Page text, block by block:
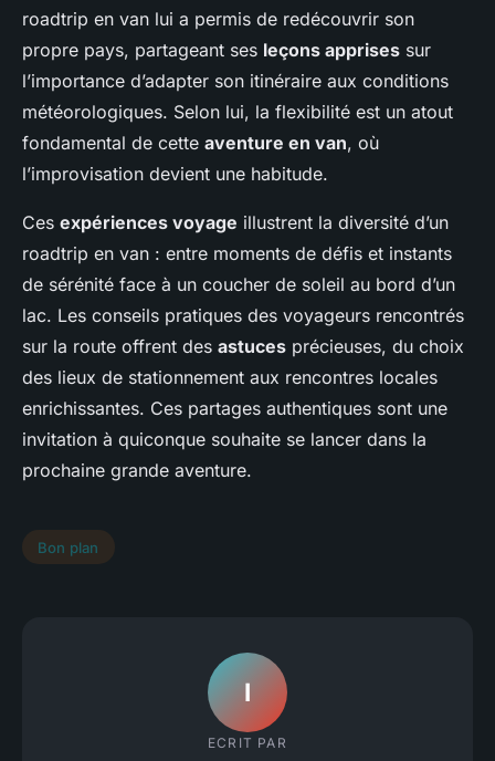
roadtrip en van lui a permis de redécouvrir son
propre pays, partageant ses leçons apprises sur
l’importance d’adapter son itinéraire aux conditions
météorologiques. Selon lui, la flexibilité est un atout
fondamental de cette aventure en van, où
l’improvisation devient une habitude.
Ces expériences voyage illustrent la diversité d’un
roadtrip en van : entre moments de défis et instants
de sérénité face à un coucher de soleil au bord d’un
lac. Les conseils pratiques des voyageurs rencontrés
sur la route offrent des astuces précieuses, du choix
des lieux de stationnement aux rencontres locales
enrichissantes. Ces partages authentiques sont une
invitation à quiconque souhaite se lancer dans la
prochaine grande aventure.
Bon plan
I
ECRIT PAR